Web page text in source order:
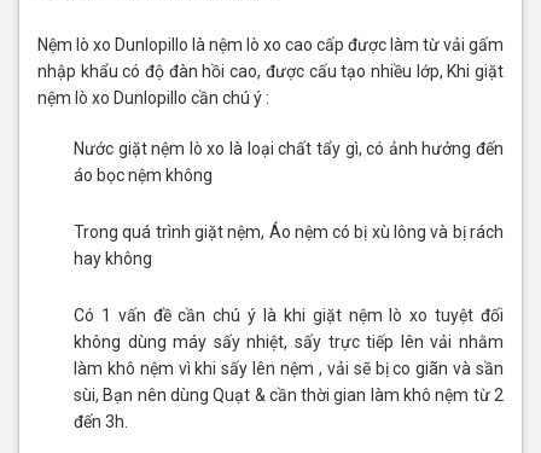
Nệm lò xo Dunlopillo là nệm lò xo cao cấp được làm từ vải gấm
nhập khẩu có độ đàn hồi cao, được cấu tạo nhiều lớp, Khi giặt
nệm lò xo Dunlopillo cần chú ý :
Nước giặt nệm lò xo là loại chất tẩy gì, có ảnh hưởng đến
áo bọc nệm không
Trong quá trình giặt nệm, Áo nệm có bị xù lông và bị rách
hay không
Có 1 vấn đề cần chú ý là khi giặt nệm lò xo tuyệt đối
không dùng máy sấy nhiệt, sấy trực tiếp lên vải nhằm
làm khô nệm vì khi sấy lên nệm , vải sẽ bị co giãn và sần
sùi, Bạn nên dùng Quạt & cần thời gian làm khô nệm từ 2
đến 3h.